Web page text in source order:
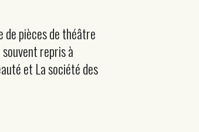
de pièces de théâtre
repris à
et La société des